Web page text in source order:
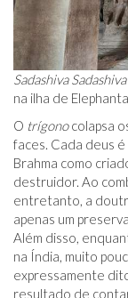
Sadashiva Sadashiva
na ilha de
O trígonocolapsa
faces. Cada deus
Brahma como
destruidor. Ao
entretanto, a
apenas um
Além disso,
na Índia, muito
expressamente
resultado de